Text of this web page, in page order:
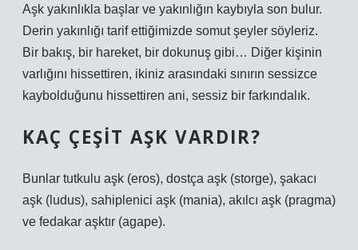
Aşk yakınlıkla başlar ve yakınlığın kaybıyla son bulur.
Derin yakınlığı tarif ettiğimizde somut şeyler söyleriz.
Bir bakış, bir hareket, bir dokunuş gibi… Diğer kişinin
varlığını hissettiren, ikiniz arasındaki sınırın sessizce
kaybolduğunu hissettiren ani, sessiz bir farkındalık.
KAÇ ÇEŞIT AŞK VARDIR?
Bunlar tutkulu aşk (eros), dostça aşk (storge), şakacı
aşk (ludus), sahiplenici aşk (mania), akılcı aşk (pragma)
ve fedakar aşktır (agape).